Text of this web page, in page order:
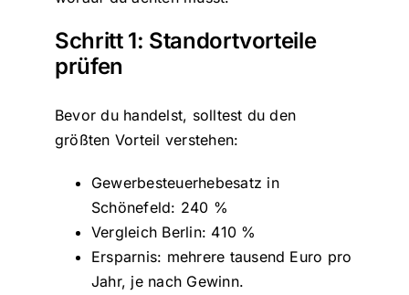
Schritt 1: Standortvorteile
prüfen
Bevor du handelst, solltest du den
größten Vorteil verstehen:
Gewerbesteuerhebesatz in
Schönefeld: 240 %
Vergleich Berlin: 410 %
Ersparnis: mehrere tausend Euro pro
Jahr, je nach Gewinn.